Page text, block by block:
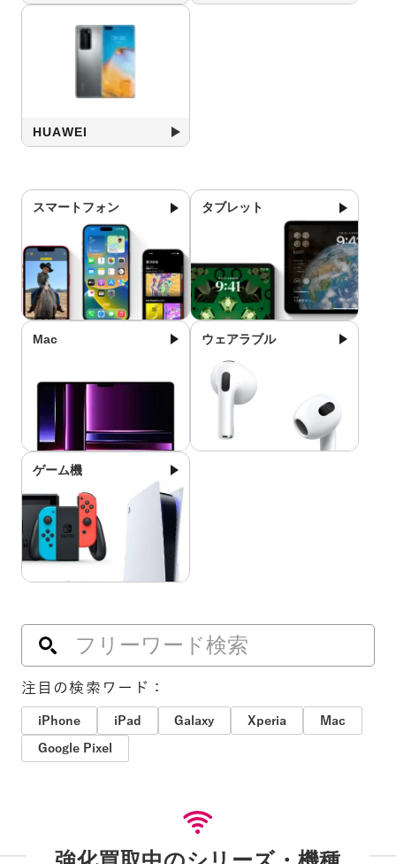
HUAWEI
スマートフォン タブレット
Mac ウェアラブル
ゲーム機
注目の検索ワード：
iPhone iPad Galaxy Xperia
Mac
Google Pixel